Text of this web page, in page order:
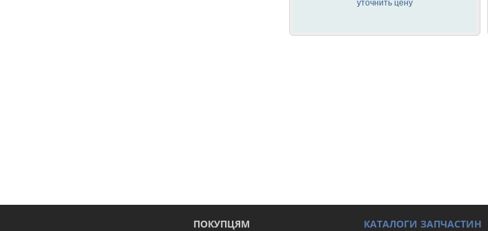
уточнить цену
ПОКУПЦЯМ
КАТАЛОГИ ЗАПЧАСТИН